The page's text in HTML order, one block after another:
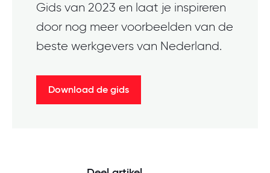
Gids van 2023 en laat je inspireren
door nog meer voorbeelden van de
beste werkgevers van Nederland.
Download de gids